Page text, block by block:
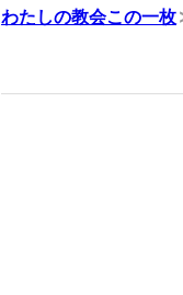
わたしの教会この一枚